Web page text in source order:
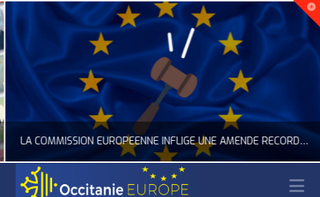
LA COMMISSION EUROPÉENNE INFLIGE UNE AMENDE RECORD À GOOGLE